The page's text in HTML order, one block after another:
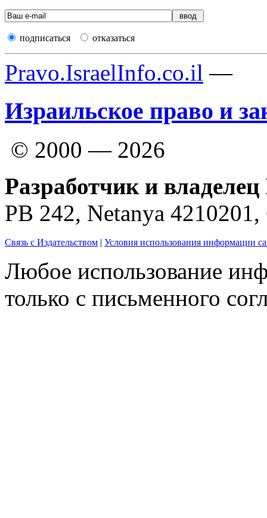
подписаться отказаться
Pravo.IsraelInfo.co.il —
Израильское право и
© 2000 — 2026
Разработчик и
PB 242, Netanya
Связь с Издательством | Условия использования информации
Любое использование
только с письменного